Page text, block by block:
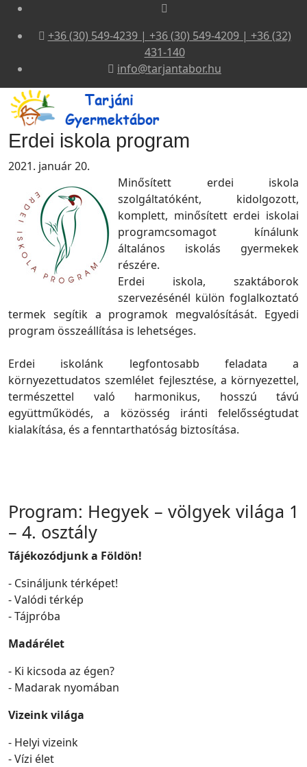
+36 (30) 549-4239 | +36 (30) 549-4209 | +36 (32)
431-140
info@tarjantabor.hu
Erdei iskola program
2021. január 20.
Minősített erdei iskola
szolgáltatóként, kidolgozott,
komplett, minősített erdei iskolai
programcsomagot kínálunk
általános iskolás gyermekek
részére.
Erdei iskola, szaktáborok
szervezésénél külön foglalkoztató
termek segítik a programok megvalósítását. Egyedi
program összeállítása is lehetséges.
Erdei iskolánk legfontosabb feladata a
környezettudatos szemlélet fejlesztése, a környezettel,
természettel való harmonikus, hosszú távú
együttműködés, a közösség iránti felelősségtudat
kialakítása, és a fenntarthatóság biztosítása.
Program: Hegyek – völgyek világa 1
– 4. osztály
Tájékozódjunk a Földön!
- Csináljunk térképet!
- Valódi térkép
- Tájpróba
Madárélet
- Ki kicsoda az égen?
- Madarak nyomában
Vizeink világa
- Helyi vizeink
- Vízi élet